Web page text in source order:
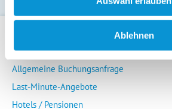
Ablehnen
Für Gäste
Allgemeine Buchungsanfrage
Last-Minute-Angebote
Hotels / Pensionen